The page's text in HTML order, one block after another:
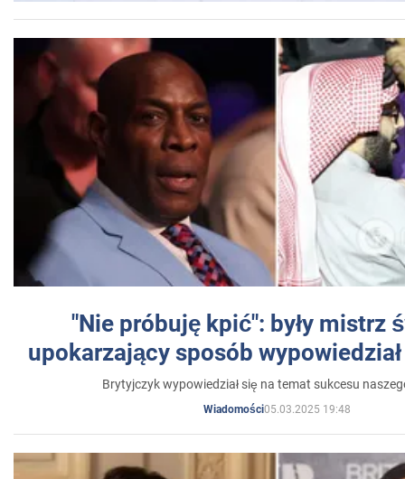
"Nie próbuję kpić": były mistrz
upokarzający sposób
Brytyjczyk wypowiedział się na temat sukcesu
Wiadomości05.03.2025 19:48